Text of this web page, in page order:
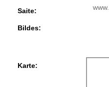
Saite:
Bildes:
Karte: